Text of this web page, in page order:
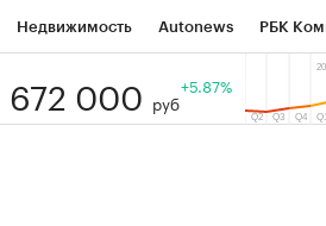
Недвижимость Autonews РБК
Тренды
672 000 руб
+5.87%